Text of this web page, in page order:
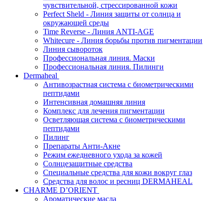
чувствительной, стрессированной кожи
Perfect Sheld - Линия защиты от солнца и
окружающей среды
Time Reverse - Линия ANTI-AGE
Whitecure - Линия борьбы против пигментации
Линия сывороток
Профессиональная линия. Маски
Профессиональная линия. Пилинги
Dermaheal
Антивозрастная система с биометрическими
пептидами
Интенсивная домашняя линия
Комплекс для лечения пигментации
Осветляющая система с биометрическими
пептидами
Пилинг
Препараты Анти-Акне
Режим ежедневного ухода за кожей
Солнцезащитные средства
Специальные средства для кожи вокруг глаз
Средства для волос и ресниц DERMAHEAL
CHARME D’ORIENT
Ароматические масла